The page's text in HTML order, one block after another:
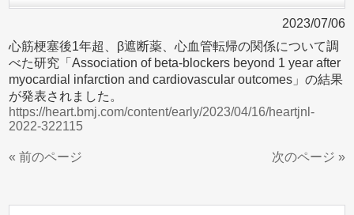
2023/07/06
心筋梗塞後1年超、β遮断薬、心血管転帰の関係について調
べた研究「Association of beta-blockers beyond 1 year after
myocardial infarction and cardiovascular outcomes」の結果
が発表されました。
https://heart.bmj.com/content/early/2023/04/16/heartjnl-
2022-322115
« 前のページ 次のページ »